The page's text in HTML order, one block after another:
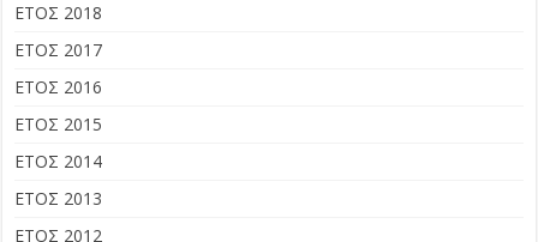
ΕΤΟΣ 2018
ΕΤΟΣ 2017
ΕΤΟΣ 2016
ΕΤΟΣ 2015
ΕΤΟΣ 2014
ΕΤΟΣ 2013
ΕΤΟΣ 2012